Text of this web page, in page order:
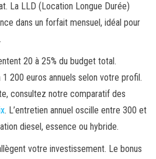
La LLD (Location Longue Durée)
dans un forfait mensuel, idéal pour
20 à 25% du budget total.
1 200 euros annuels selon votre profil.
consultez notre comparatif des
. L’entretien annuel oscille entre 300 et
diesel, essence ou hybride.
votre investissement. Le bonus